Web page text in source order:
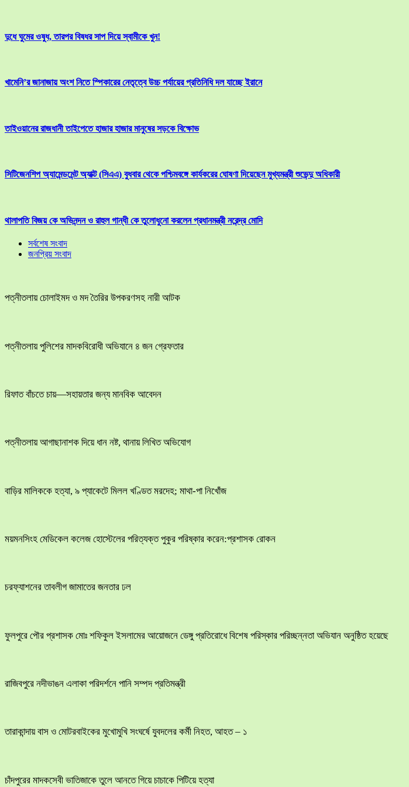
দুধে ঘুমের ওষুধ, তারপর বিষধর সাপ দিয়ে স্বামীকে খুন!
খামেনি’র জানাজায় অংশ নিতে স্পিকারের নেতৃত্বে উচ্চ পর্যায়ের প্রতিনিধি দল যাচ্ছে ইরানে
তাইওয়ানের রাজধানী তাইপেতে হাজার হাজার মানুষের সড়কে বিক্ষোভ
সিটিজেনশিপ অ্যামেন্ডমেন্ট অ্যাক্ট (সিএএ) বুধবার থেকে পশ্চিমবঙ্গে কার্যকরের ঘোষণা দিয়েছেন মুখ্যমন্ত্রী শুভেন্দু অধিকারী
থালাপতি বিজয় কে অভিনন্দন ও রাহুল গান্ধী কে তুলোধুনো করলেন প্রধানমন্ত্রী নরেন্দ্র মোদি
সর্বশেষ সংবাদ
জনপ্রিয় সংবাদ
পত্নীতলায় চোলাইমদ ও মদ তৈরির উপকরণসহ নারী আটক
পত্নীতলায় পুলিশের মাদকবিরোধী অভিযানে ৪ জন গ্রেফতার
রিফাত বাঁচতে চায়—সহায়তার জন্য মানবিক আবেদন
পত্নীতলায় আগাছানাশক দিয়ে ধান নষ্ট, থানায় লিখিত অভিযোগ
বাড়ির মালিককে হত্যা, ৯ প্যাকেটে মিলল খণ্ডিত মরদেহ; মাথা-পা নিখোঁজ
ময়মনসিংহ মেডিকেল কলেজ হোস্টেলের পরিত্যক্ত পুকুর পরিষ্কার করেন:প্রশাসক রোকন
চরফ্যাশনের তাবলীগ জামাতের জনতার ঢল
ফুলপুরে পৌর প্রশাসক মোঃ শফিকুল ইসলামের আয়োজনে ডেঙ্গু প্রতিরোধে বিশেষ পরিস্কার পরিচ্ছন্নতা অভিযান অনুষ্ঠিত হয়েছে
রাজিবপুরে নদীভাঙন এলাকা পরিদর্শনে পানি সম্পদ প্রতিমন্ত্রী
তারাকান্দায় বাস ও মোটরবাইকের মুখোমুখি সংঘর্ষে যুবদলের কর্মী নিহত, আহত – ১
চাঁদপুরের মাদকসেবী ভাতিজাকে তুলে আনতে গিয়ে চাচাকে পিটিয়ে হত্যা